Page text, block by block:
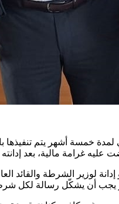
خمسة أشهر يتم تنفيذها
لوزير الشرطة والقائد